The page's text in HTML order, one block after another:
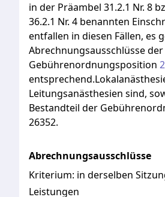
in der Präambel 31.2.1 Nr. 8
36.2.1 Nr. 4 benannten
entfallen in diesen Fällen, es
Abrechnungsausschlüsseder
Gebührenordnungsposition
Leitungsanästhesien sind,
Bestandteil der
26352.
Abrechnungsausschlüsse
Kriterium: in derselben
Leistungen